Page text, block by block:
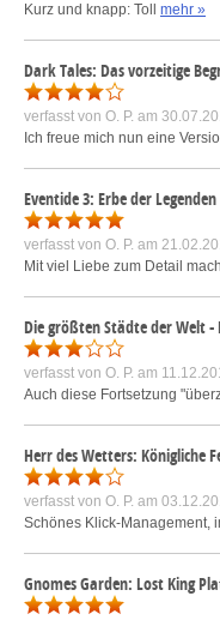
Kurz und knapp: Toll mehr »
Dark Tales: Das vorzeitige
verfasst von O. P. am
Ich freue mich nun eine
Eventide 3: Erbe der Legenden
verfasst von O. P. am
Mit viel Liebe zum Detail
Die größten Städte der Welt -
verfasst von O. P. am
Auch diese Fortsetzung
Herr des Wetters: Königliche
verfasst von O. P. am
Schönes Klick-Management,
Gnomes Garden: Lost King